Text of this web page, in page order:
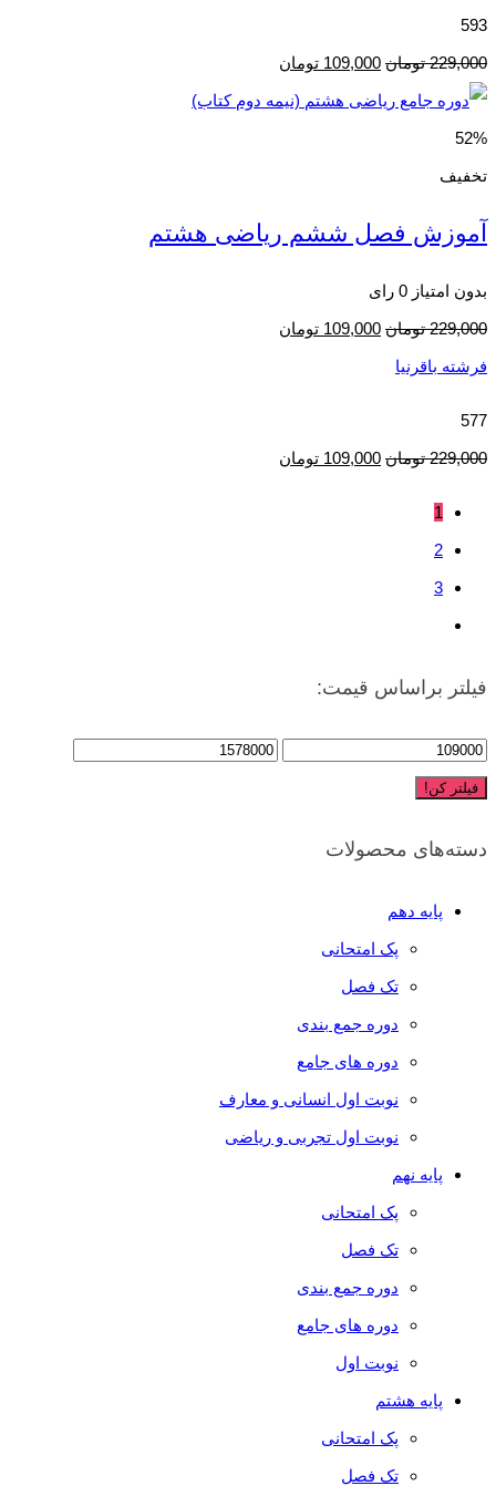
593
229,000 تومان 109,000 تومان
52%
تخفیف
آموزش فصل ششم ریاضی هشتم
بدون امتیاز 0 رای
229,000 تومان 109,000 تومان
فرشته باقرنیا
577
229,000 تومان 109,000 تومان
1
2
3
فیلتر براساس قیمت:
فیلتر کن!
دسته‌های محصولات
پایه دهم
پک امتحانی
تک فصل
دوره جمع بندی
دوره های جامع
نوبت اول انسانی و معارف
نوبت اول تجربی و ریاضی
پایه نهم
پک امتحانی
تک فصل
دوره جمع بندی
دوره های جامع
نوبت اول
پایه هشتم
پک امتحانی
تک فصل